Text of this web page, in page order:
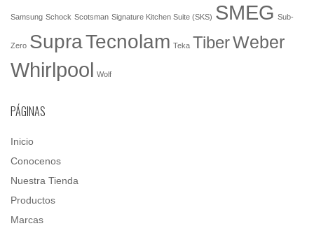
Samsung Schock Scotsman Signature Kitchen Suite (SKS) SMEG Sub-
Zero SupraTecnolam Teka TiberWeber
Whirlpool Wolf
PÁGINAS
Inicio
Conocenos
Nuestra Tienda
Productos
Marcas